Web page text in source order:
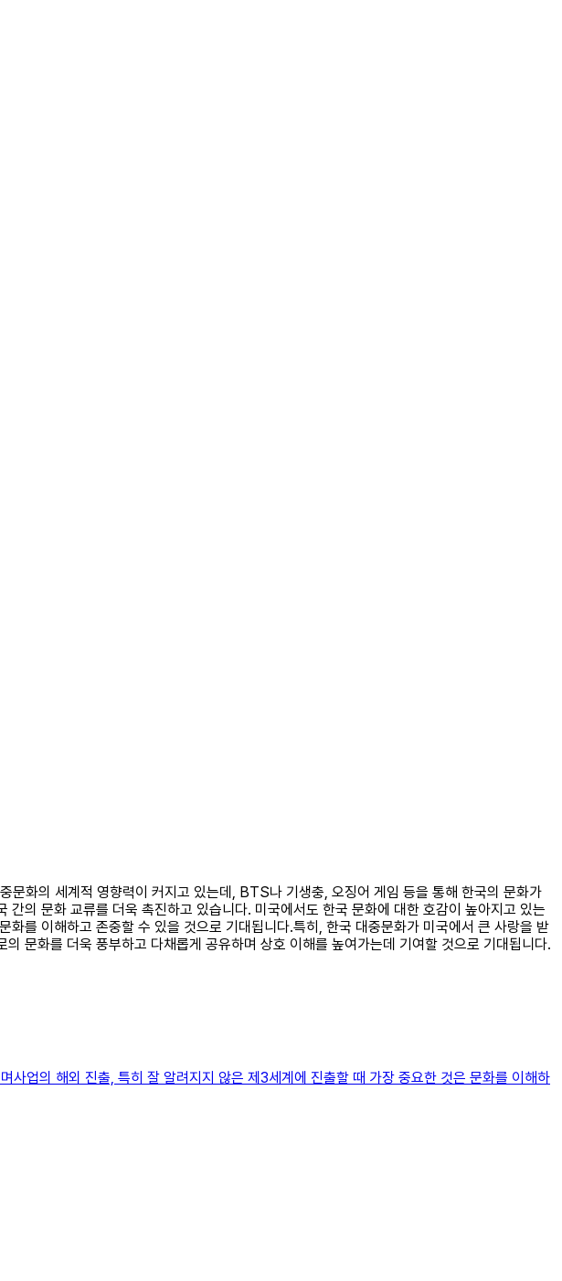
문화의 세계적 영향력이 커지고 있는데, BTS나 기생충, 오징어 게임 등을 통해 한국의 문화가
의 문화 교류를 더욱 촉진하고 있습니다. 미국에서도 한국 문화에 대한 호감이 높아지고 있는
를 이해하고 존중할 수 있을 것으로 기대됩니다.특히, 한국 대중문화가 미국에서 큰 사랑을 받
문화를 더욱 풍부하고 다채롭게 공유하며 상호 이해를 높여가는데 기여할 것으로 기대됩니다.
업의 해외 진출, 특히 잘 알려지지 않은 제3세계에 진출할 때 가장 중요한 것은 문화를 이해하